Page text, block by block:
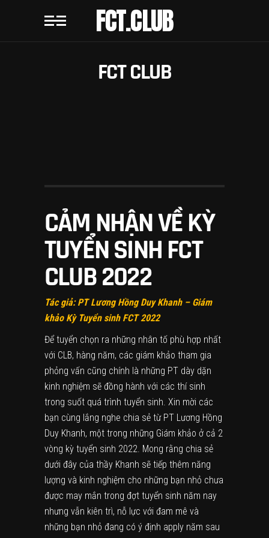
FCT.CLUB
FCT CLUB
CẢM NHẬN VỀ KỲ
TUYỂN SINH FCT
CLUB 2022
Tác giả: PT Lương Hồng Duy Khanh – Giám
khảo Kỳ Tuyển sinh FCT 2022
Để tuyển chọn ra những nhân tố phù hợp nhất
với CLB, hàng năm, các giám khảo tham gia
phỏng vấn cũng chính là những PT dày dặn
kinh nghiệm sẽ đồng hành với các thí sinh
trong suốt quá trình tuyển sinh. Xin mời các
bạn cùng lắng nghe chia sẻ từ PT Lương Hồng
Duy Khanh, một trong những Giám khảo ở cả 2
vòng kỳ tuyển sinh 2022. Mong rằng chia sẻ
dưới đây của thầy Khanh sẽ tiếp thêm năng
lượng và kinh nghiệm cho những bạn nhỏ chưa
được may mắn trong đợt tuyển sinh năm nay
nhưng vẫn kiên trì, nỗ lực với đam mê và
những bạn nhỏ đang có ý định apply năm sau